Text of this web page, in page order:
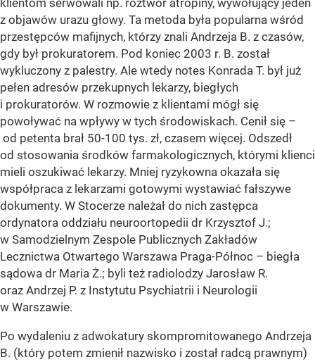
klientom serwowali np. roztwór atropiny, wywołujący jeden
z objawów urazu głowy. Ta metoda była popularna wśród
przestępców mafijnych, którzy znali Andrzeja B. z czasów,
gdy był prokuratorem. Pod koniec 2003 r. B. został
wykluczony z palestry. Ale wtedy notes Konrada T. był już
pełen adresów przekupnych lekarzy, biegłych
i prokuratorów. W rozmowie z klientami mógł się
powoływać na wpływy w tych środowiskach. Cenił się –
od petenta brał 50-100 tys. zł, czasem więcej. Odszedł
od stosowania środków farmakologicznych, którymi klienci
mieli oszukiwać lekarzy. Mniej ryzykowna okazała się
współpraca z lekarzami gotowymi wystawiać fałszywe
dokumenty. W Stocerze należał do nich zastępca
ordynatora oddziału neuroortopedii dr Krzysztof J.;
w Samodzielnym Zespole Publicznych Zakładów
Lecznictwa Otwartego Warszawa Praga-Północ – biegła
sądowa dr Maria Ż.; byli też radiolodzy Jarosław R.
oraz Andrzej P. z Instytutu Psychiatrii i Neurologii
w Warszawie.
Po wydaleniu z adwokatury skompromitowanego Andrzeja
B. (który potem zmienił nazwisko i został radcą prawnym)